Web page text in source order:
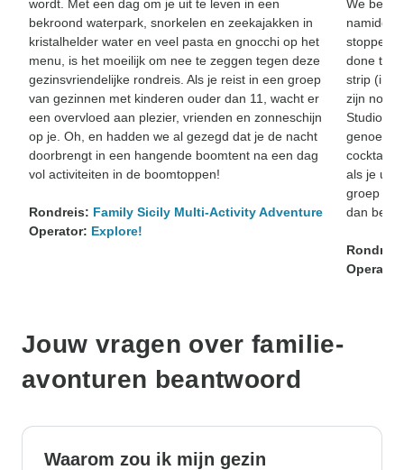
wordt. Met een dag om je uit te leven in een
bekroond waterpark, snorkelen en zeekajakken in
kristalhelder water en veel pasta en gnocchi op het
menu, is het moeilijk om nee te zeggen tegen deze
gezinsvriendelijke rondreis. Als je reist in een groep
van gezinnen met kinderen ouder dan 11, wacht er
een overvloed aan plezier, vrienden en zonneschijn
op je. Oh, en hadden we al gezegd dat je de nacht
doorbrengt in een hangende boomtent na een dag
vol activiteiten in de boomtoppen!
Rondreis: Family Sicily Multi-Activity Adventure
Operator: Explore!
We
stoppen
done
strip (in
zijn nog
Studios,
genoeg
cocktail
als je uit
groep
dan beter!
Jouw vragen over familie-
avonturen beantwoord
Waarom zou ik mijn gezin